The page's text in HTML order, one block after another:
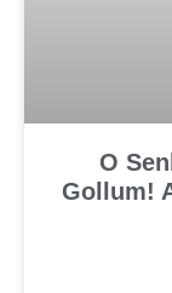
O
Gollum!